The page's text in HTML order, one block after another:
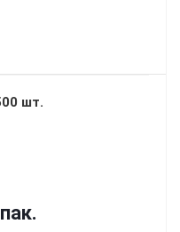
шт.